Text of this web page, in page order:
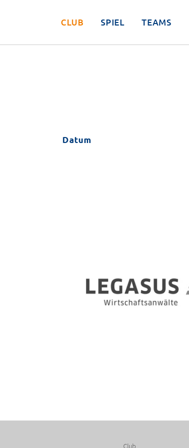
CLUB SPIEL TEAMS
Datum
Club